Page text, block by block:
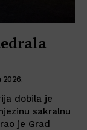
2026.
dobila je
sakralnu